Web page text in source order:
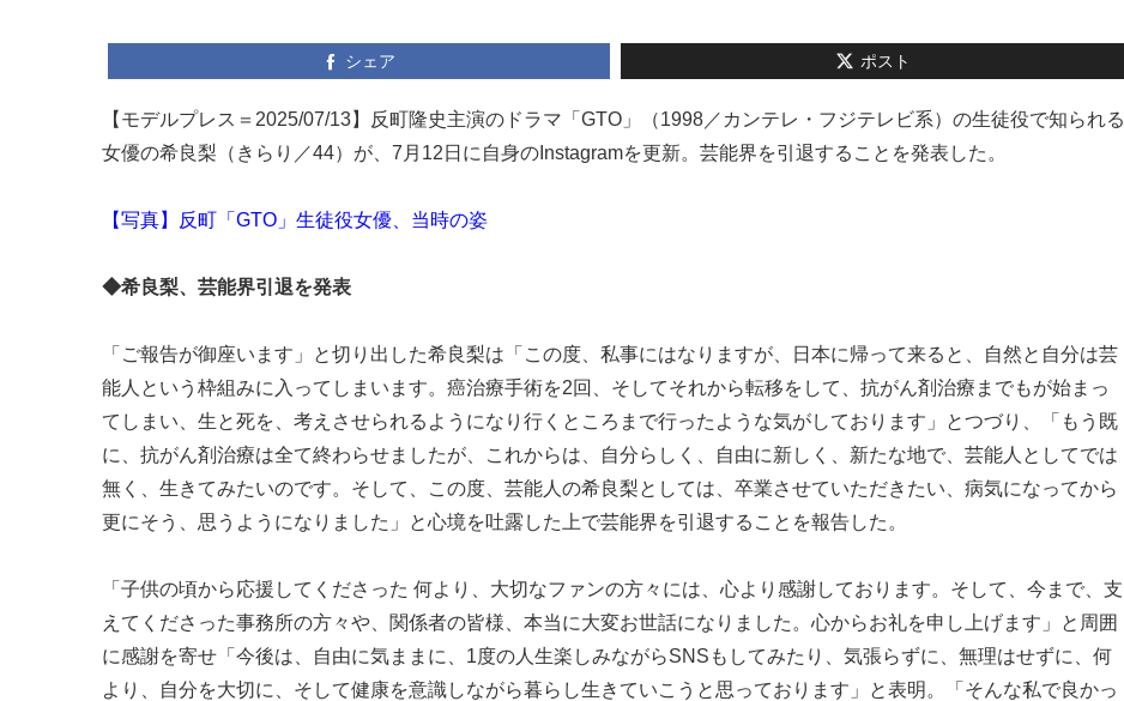
シェア ポスト
【モデルプレス＝2025/07/13】反町隆史主演のドラマ「GTO」（1998／カンテレ・フジテレビ系）の生徒役で知られる
女優の希良梨（きらり／44）が、7月12日に自身のInstagramを更新。芸能界を引退することを発表した。
【写真】反町「GTO」生徒役女優、当時の姿
◆希良梨、芸能界引退を発表
「ご報告が御座います」と切り出した希良梨は「この度、私事にはなりますが、日本に帰って来ると、自然と自分は芸
能人という枠組みに入ってしまいます。癌治療手術を2回、そしてそれから転移をして、抗がん剤治療までもが始まっ
てしまい、生と死を、考えさせられるようになり行くところまで行ったような気がしております」とつづり、「もう既
に、抗がん剤治療は全て終わらせましたが、これからは、自分らしく、自由に新しく、新たな地で、芸能人としてでは
無く、生きてみたいのです。そして、この度、芸能人の希良梨としては、卒業させていただきたい、病気になってから
更にそう、思うようになりました」と心境を吐露した上で芸能界を引退することを報告した。
「子供の頃から応援してくださった 何より、大切なファンの方々には、心より感謝しております。そして、今まで、支
えてくださった事務所の方々や、関係者の皆様、本当に大変お世話になりました。心からお礼を申し上げます」と周囲
に感謝を寄せ「今後は、自由に気ままに、1度の人生楽しみながらSNSもしてみたり、気張らずに、無理はせずに、何
より、自分を大切に、そして健康を意識しながら暮らし生きていこうと思っております」と表明。「そんな私で良かっ